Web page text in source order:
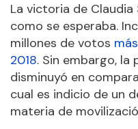
La victoria de
como se esperaba.
millones de votos
2018. Sin embargo,
disminuyó en
cual es indicio de un
materia de